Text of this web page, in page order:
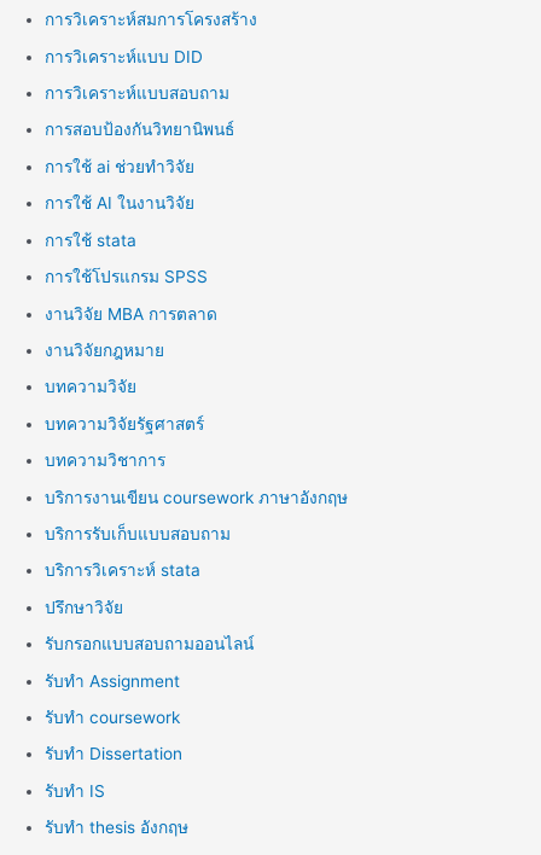
การวิเคราะห์สมการโครงสร้าง
การวิเคราะห์แบบ DID
การวิเคราะห์แบบสอบถาม
การสอบป้องกันวิทยานิพนธ์
การใช้ ai ช่วยทำวิจัย
การใช้ AI ในงานวิจัย
การใช้ stata
การใช้โปรแกรม SPSS
งานวิจัย MBA การตลาด
งานวิจัยกฎหมาย
บทความวิจัย
บทความวิจัยรัฐศาสตร์
บทความวิชาการ
บริการงานเขียน coursework ภาษาอังกฤษ
บริการรับเก็บแบบสอบถาม
บริการวิเคราะห์ stata
ปรึกษาวิจัย
รับกรอกแบบสอบถามออนไลน์
รับทำ Assignment
รับทำ coursework
รับทำ Dissertation
รับทำ IS
รับทำ thesis อังกฤษ